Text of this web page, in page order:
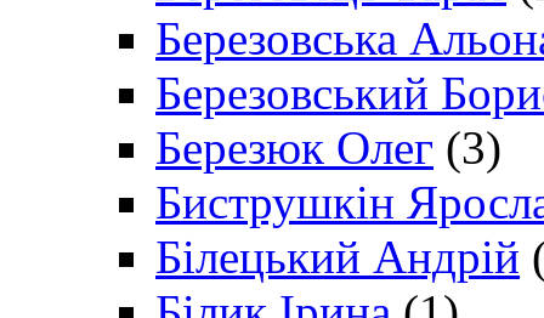
Березовська
Березовський
Березюк Олег (3)
Биструшкін
Білецький Андрій